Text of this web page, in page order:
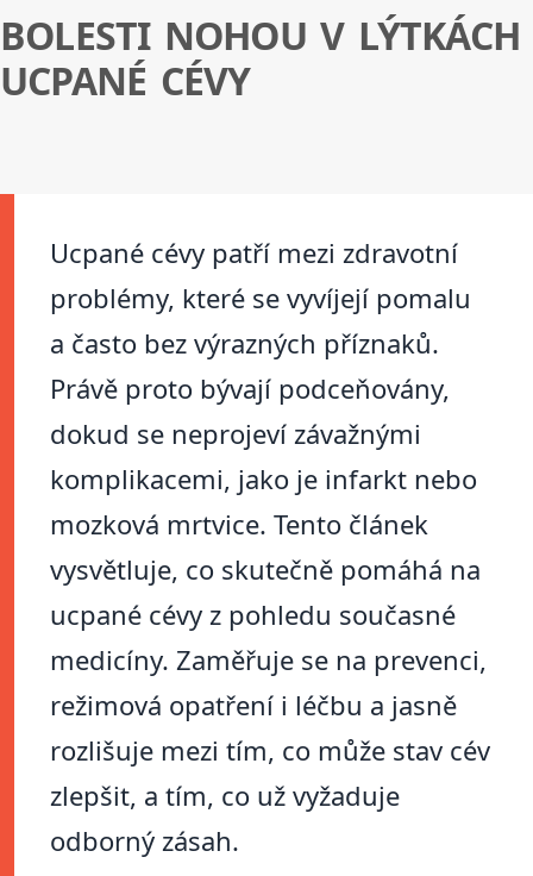
BOLESTI NOHOU V LÝTKÁCH
UCPANÉ CÉVY
Ucpané cévy patří mezi zdravotní
problémy, které se vyvíjejí pomalu
a často bez výrazných příznaků.
Právě proto bývají podceňovány,
dokud se neprojeví závažnými
komplikacemi, jako je infarkt nebo
mozková mrtvice. Tento článek
vysvětluje, co skutečně pomáhá na
ucpané cévy z pohledu současné
medicíny. Zaměřuje se na prevenci,
režimová opatření i léčbu a jasně
rozlišuje mezi tím, co může stav cév
zlepšit, a tím, co už vyžaduje
odborný zásah.